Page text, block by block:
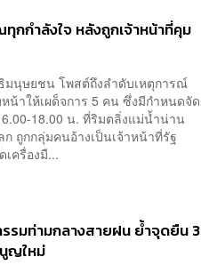
กำลังใจ หลังถูกเจ้าหน้าที่คุม
มนุษยชน โพสต์ถึงลำดับเหตุการณ์
าให้เผด็จการ 5 คน ซึ่งมีกำหนดจัด
18.00 น. ที่ริมตลิ่งแม่น้ำน่าน
ถูกกลุ่มคนอ้างเป็นเจ้าหน้าที่รัฐ
ครื่องมื...
มท่ามกลางสายฝน ย้ำจุดยืน 3
ญใหม่